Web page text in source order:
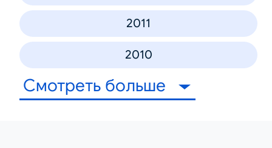
2011
2010
Смотреть больше